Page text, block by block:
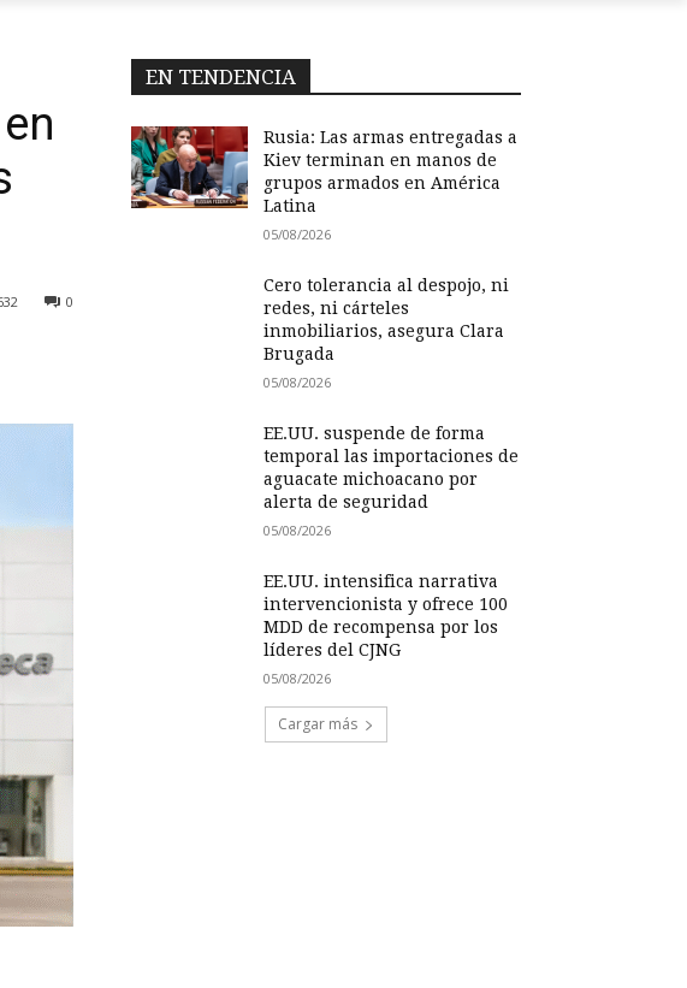
0
EN TENDENCIA
Rusia: Las armas entregadas a
Kiev terminan en manos de
grupos armados en América
Latina
05/08/2026
Cero tolerancia al despojo, ni
redes, ni cárteles
inmobiliarios, asegura Clara
Brugada
05/08/2026
EE.UU. suspende de forma
temporal las importaciones de
aguacate michoacano por
alerta de seguridad
05/08/2026
EE.UU. intensifica narrativa
intervencionista y ofrece 100
MDD de recompensa por los
líderes del CJNG
05/08/2026
Cargar más